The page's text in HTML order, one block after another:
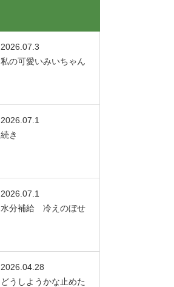
2026.07.3
私の可愛いみいちゃん
2026.07.1
続き
2026.07.1
水分補給 冷えのぼせ
2026.04.28
どうしようかな止めた